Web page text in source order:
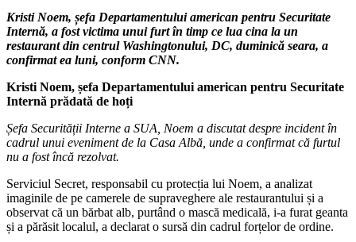
Kristi Noem, șefa Departamentului american pentru Securitate
Internă, a fost victima unui furt în timp ce lua cina la un
restaurant din centrul Washingtonului, DC, duminică seara, a
confirmat ea luni, conform CNN.
Kristi Noem, șefa Departamentului american pentru Securitate
Internă prădată de hoți
Șefa Securității Interne a SUA, Noem a discutat despre incident în
cadrul unui eveniment de la Casa Albă, unde a confirmat că furtul
nu a fost încă rezolvat.
Serviciul Secret, responsabil cu protecția lui Noem, a analizat
imaginile de pe camerele de supraveghere ale restaurantului și a
observat că un bărbat alb, purtând o mască medicală, i-a furat geanta
și a părăsit localul, a declarat o sursă din cadrul forțelor de ordine.